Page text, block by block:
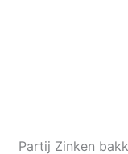
Partij Zinken